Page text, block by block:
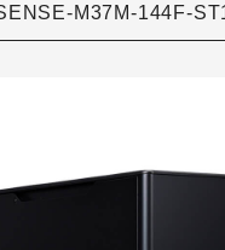
M37M-144F-